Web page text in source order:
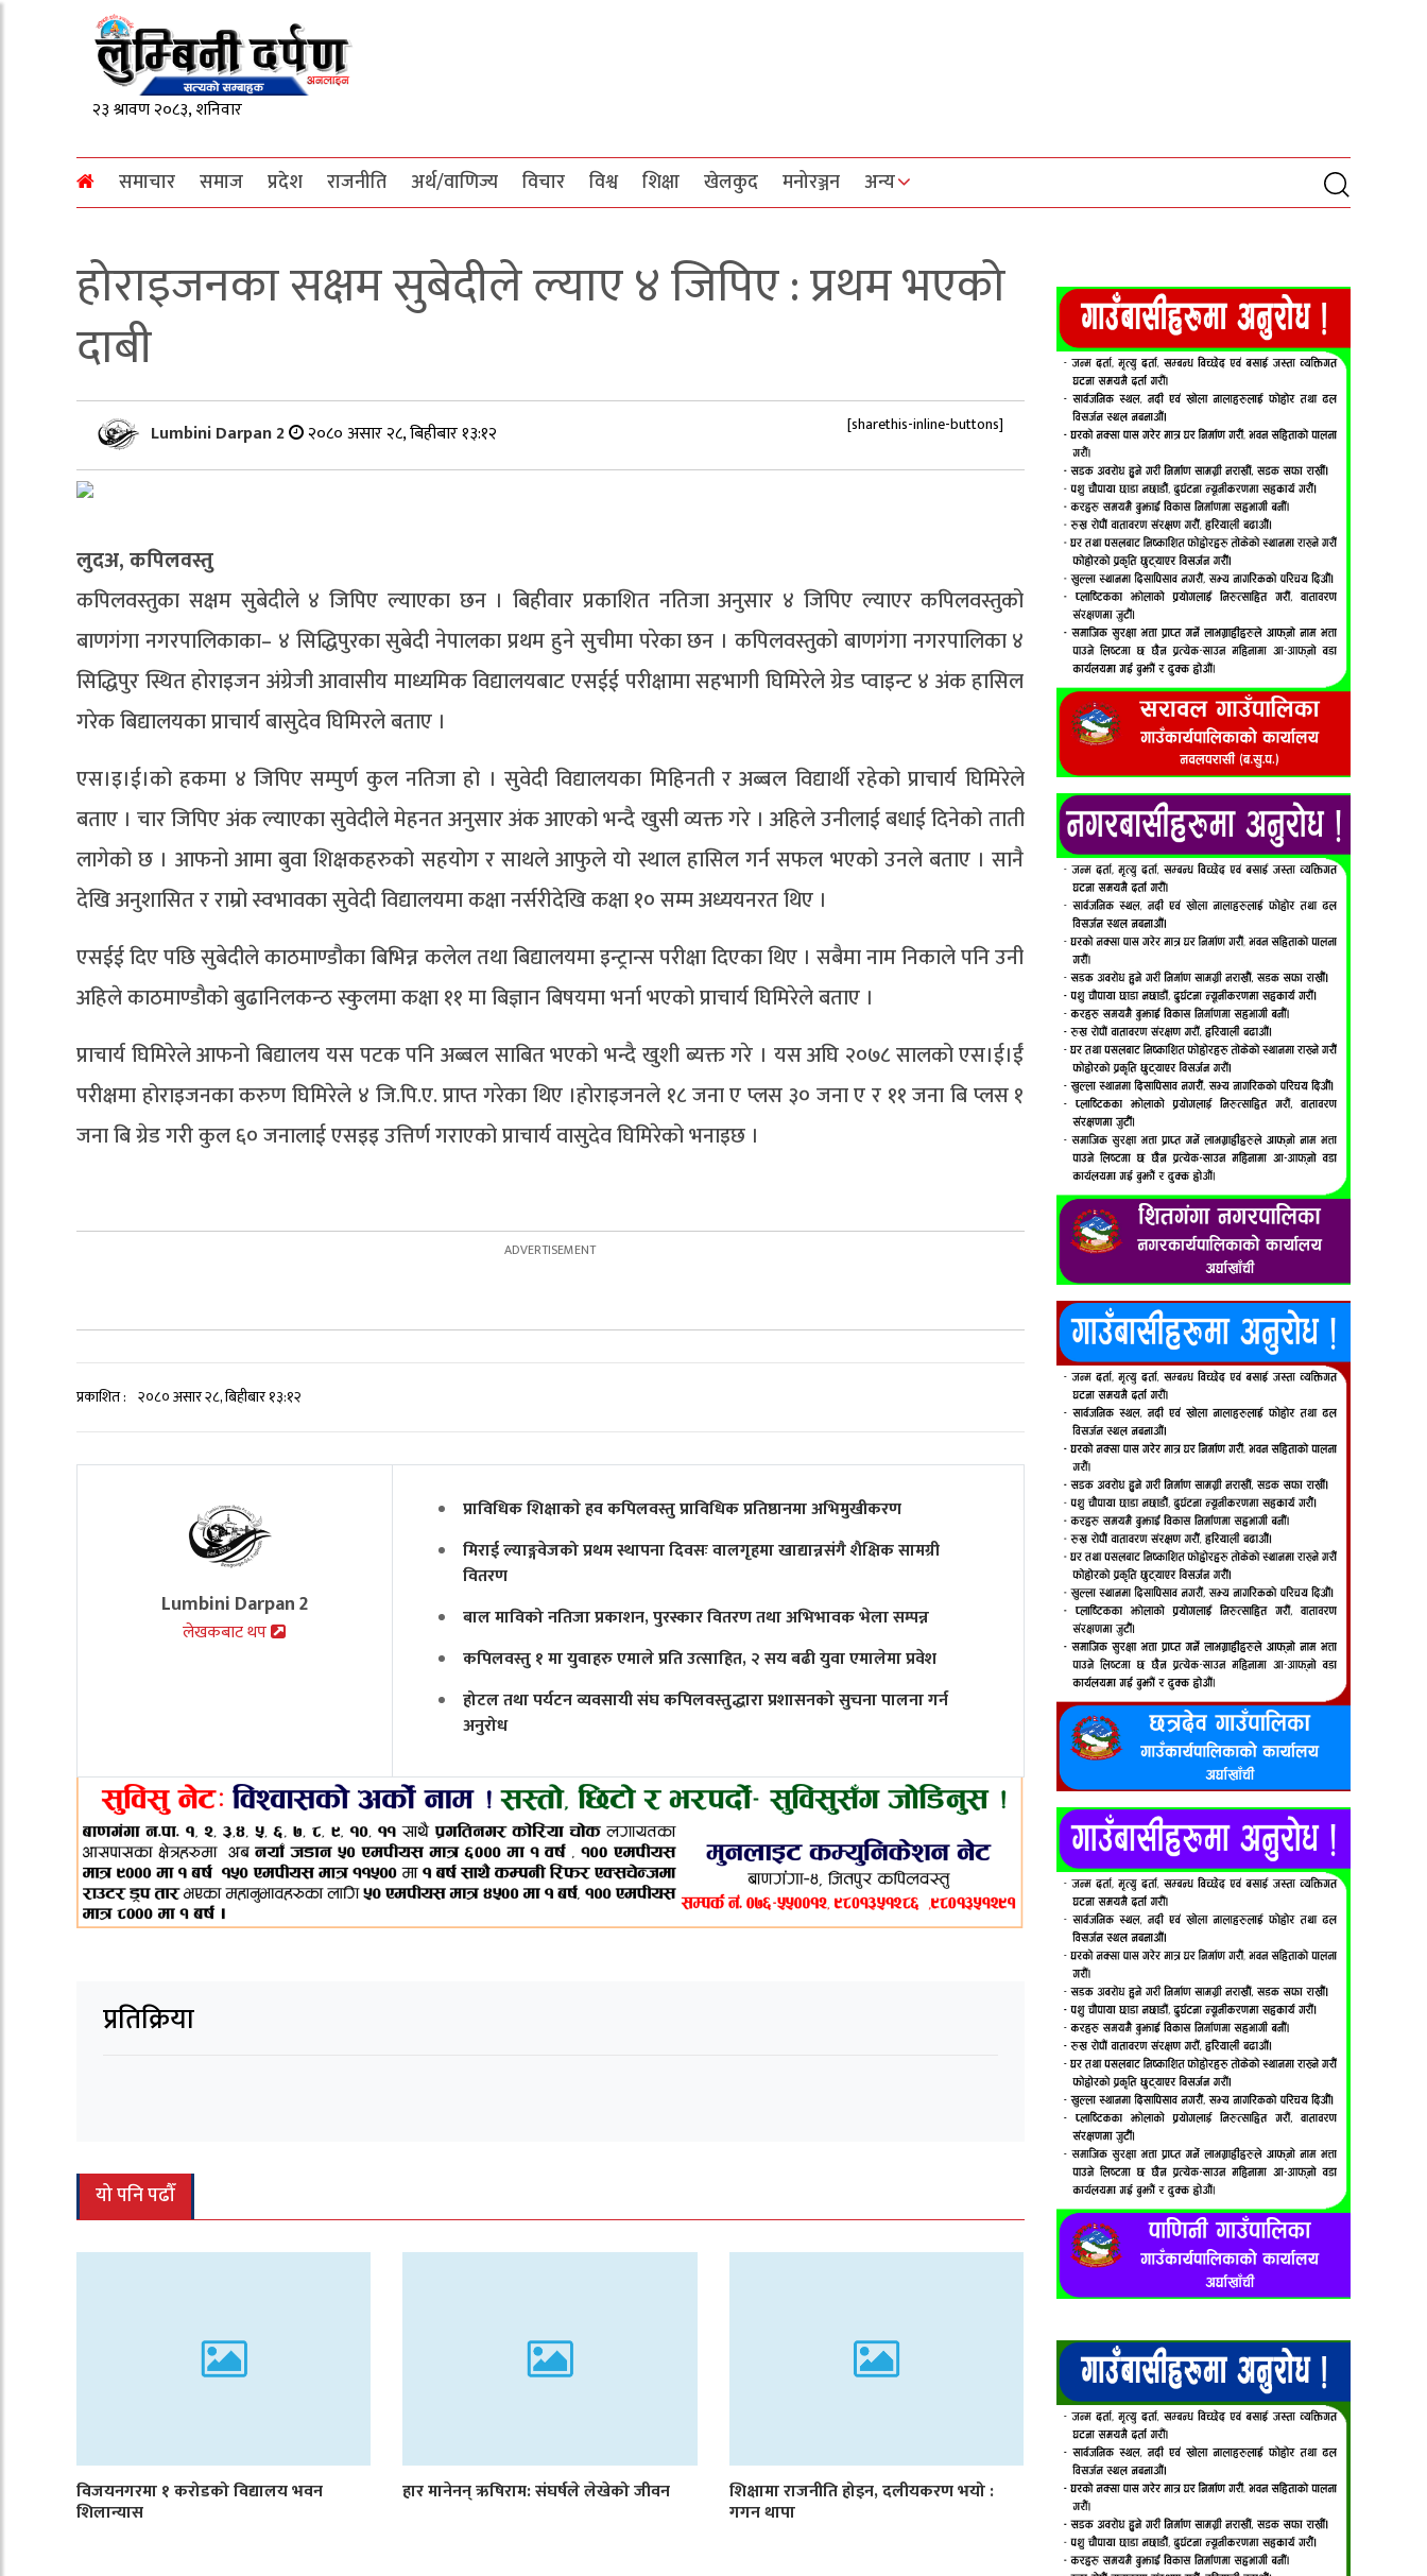
समाचार समाज प्रदेश राजनीति अर्थ/वाणिज्य विचार विश्व शिक्षा खेलकुद मनोरञ्जन अन्य
होराइजनका सक्षम सुबेदीले ल्याए ४ जिपिए : प्रथम भएको
दाबी
Lumbini Darpan 2 २०८० असार २८, बिहीबार १३:१२ [sharethis-inline-buttons]
लुदअ, कपिलवस्तु
कपिलवस्तुका सक्षम सुबेदीले ४ जिपिए ल्याएका छन । बिहीवार प्रकाशित नतिजा अनुसार ४ जिपिए ल्याएर कपिलवस्तुको
बाणगंगा नगरपालिकाका– ४ सिद्धिपुरका सुबेदी नेपालका प्रथम हुने सुचीमा परेका छन । कपिलवस्तुको बाणगंगा नगरपालिका ४
सिद्धिपुर स्थित होराइजन अंग्रेजी आवासीय माध्यमिक विद्यालयबाट एसईई परीक्षामा सहभागी घिमिरेले ग्रेड प्वाइन्ट ४ अंक हासिल
गरेक बिद्यालयका प्राचार्य बासुदेव घिमिरले बताए ।
एस।इ।ई।को हकमा ४ जिपिए सम्पुर्ण कुल नतिजा हो । सुवेदी विद्यालयका मिहिनती र अब्बल विद्यार्थी रहेको प्राचार्य घिमिरेले
बताए । चार जिपिए अंक ल्याएका सुवेदीले मेहनत अनुसार अंक आएको भन्दै खुसी व्यक्त गरे । अहिले उनीलाई बधाई दिनेको ताती
लागेको छ । आफनो आमा बुवा शिक्षकहरुको सहयोग र साथले आफुले यो स्थाल हासिल गर्न सफल भएको उनले बताए । सानै
देखि अनुशासित र राम्रो स्वभावका सुवेदी विद्यालयमा कक्षा नर्सरीदेखि कक्षा १० सम्म अध्ययनरत थिए ।
एसईई दिए पछि सुबेदीले काठमाण्डौका बिभिन्न कलेल तथा बिद्यालयमा इन्ट्रान्स परीक्षा दिएका थिए । सबैमा नाम निकाले पनि उनी
अहिले काठमाण्डौको बुढानिलकन्ठ स्कुलमा कक्षा ११ मा बिज्ञान बिषयमा भर्ना भएको प्राचार्य घिमिरेले बताए ।
प्राचार्य घिमिरेले आफनो बिद्यालय यस पटक पनि अब्बल साबित भएको भन्दै खुशी ब्यक्त गरे । यस अघि २०७८ सालको एस।ई।ईं
परीक्षमा होराइजनका करुण घिमिरेले ४ जि.पि.ए. प्राप्त गरेका थिए ।होराइजनले १८ जना ए प्लस ३० जना ए र ११ जना बि प्लस १
जना बि ग्रेड गरी कुल ६० जनालाई एसइइ उत्तिर्ण गराएको प्राचार्य वासुदेव घिमिरेको भनाइछ ।
प्रकाशित : २०८० असार २८, बिहीबार १३:१२
Lumbini Darpan 2
लेखकबाट थप
प्राविधिक शिक्षाकाे हव कपिलवस्तु प्राविधिक प्रतिष्ठानमा अभिमुखीकरण
मिराई ल्याङ्गवेजको प्रथम स्थापना दिवसः वालगृहमा खाद्यान्नसंगै शैक्षिक सामग्री
वितरण
बाल माविको नतिजा प्रकाशन, पुरस्कार वितरण तथा अभिभावक भेला सम्पन्न
कपिलवस्तु १ मा युवाहरु एमाले प्रति उत्साहित, २ सय बढी युवा एमालेमा प्रवेश
होटल तथा पर्यटन व्यवसायी संघ कपिलवस्तुद्धारा प्रशासनको सुचना पालना गर्न
अनुरोध
प्रतिक्रिया
यो पनि पढौँ
विजयनगरमा १ करोडको विद्यालय भवन
शिलान्यास
हार मानेनन् ऋषिराम: संघर्षले लेखेको जीवन शिक्षामा राजनीति होइन, दलीयकरण भयो :
गगन थापा